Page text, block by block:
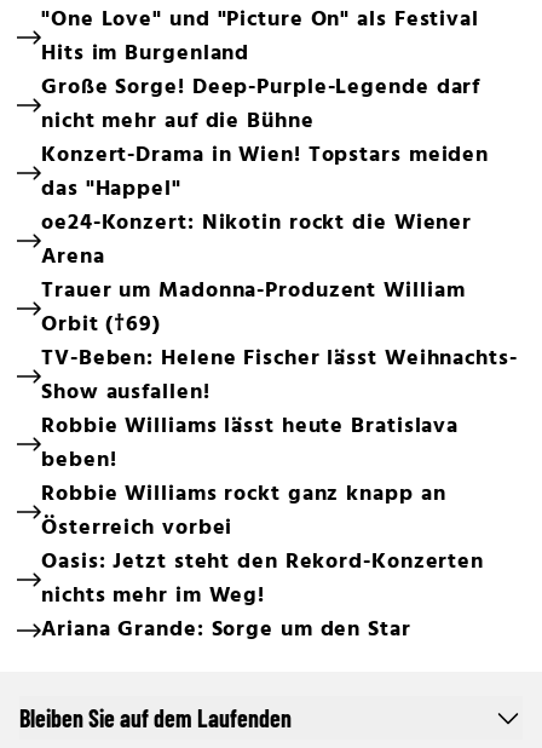
"One Love" und "Picture On" als Festival
Hits im Burgenland
Große Sorge! Deep-Purple-Legende darf
nicht mehr auf die Bühne
Konzert-Drama in Wien! Topstars meiden
das "Happel"
oe24-Konzert: Nikotin rockt die Wiener
Arena
Trauer um Madonna-Produzent William
Orbit (†69)
TV-Beben: Helene Fischer lässt Weihnachts-
Show ausfallen!
Robbie Williams lässt heute Bratislava
beben!
Robbie Williams rockt ganz knapp an
Österreich vorbei
Oasis: Jetzt steht den Rekord-Konzerten
nichts mehr im Weg!
Ariana Grande: Sorge um den Star
Bleiben Sie auf dem Laufenden